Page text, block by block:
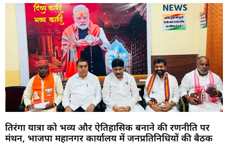
तिरंगा यात्रा को भव्य और ऐतिहासिक बनाने की रणनीति पर
मंथन, भाजपा महानगर कार्यालय में जनप्रतिनिधियों की बैठक